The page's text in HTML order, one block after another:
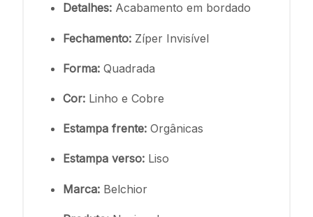
Detalhes: Acabamento em bordado
Fechamento: Zíper Invisível
Forma: Quadrada
Cor: Linho e Cobre
Estampa frente: Orgânicas
Estampa verso: Liso
Marca: Belchior